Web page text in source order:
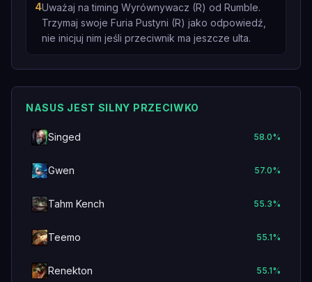
4Uważaj na timing Wyrównywacz (R) od Rumble.
Trzymaj swoje Furia Pustyni (R) jako odpowiedź,
nie inicjuj nim jeśli przeciwnik ma jeszcze ulta.
NASUS JEST SILNY PRZECIWKO
Singed 58.0%
Gwen 57.0%
Tahm Kench 55.3%
Teemo 55.1%
Renekton 55.1%